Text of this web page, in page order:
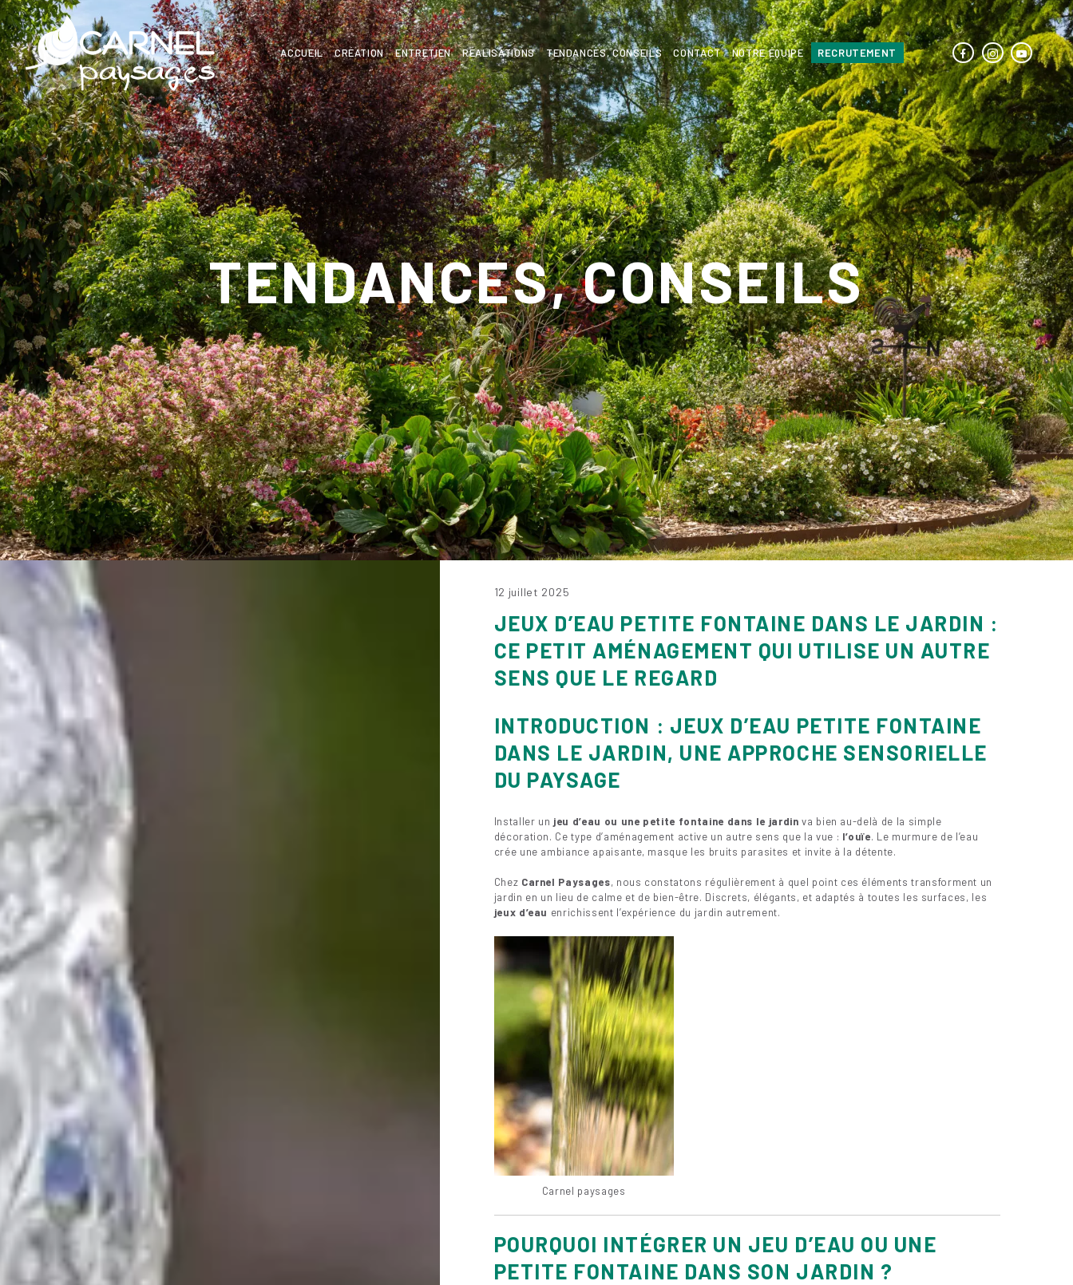
ACCUEIL CRÉATION ENTRETIEN RÉALISATIONS TENDANCES, CONSEILS CONTACT NOTRE ÉQUIPE RECRUTEMENT
TENDANCES, CONSEILS
12 juillet 2025
JEUX D’EAU PETITE FONTAINE DANS LE JARDIN :
CE PETIT AMÉNAGEMENT QUI UTILISE UN AUTRE
SENS QUE LE REGARD
INTRODUCTION : JEUX D’EAU PETITE FONTAINE
DANS LE JARDIN, UNE APPROCHE SENSORIELLE
DU PAYSAGE
Installer un jeu d’eau ou une petite fontaine dans le jardin va bien au-delà de la simple
décoration. Ce type d’aménagement active un autre sens que la vue : l’ouïe. Le murmure de l’eau
crée une ambiance apaisante, masque les bruits parasites et invite à la détente.
Chez Carnel Paysages, nous constatons régulièrement à quel point ces éléments transforment un
jardin en un lieu de calme et de bien-être. Discrets, élégants, et adaptés à toutes les surfaces, les
jeux d’eau enrichissent l’expérience du jardin autrement.
Carnel paysages
POURQUOI INTÉGRER UN JEU D’EAU OU UNE
PETITE FONTAINE DANS SON JARDIN ?